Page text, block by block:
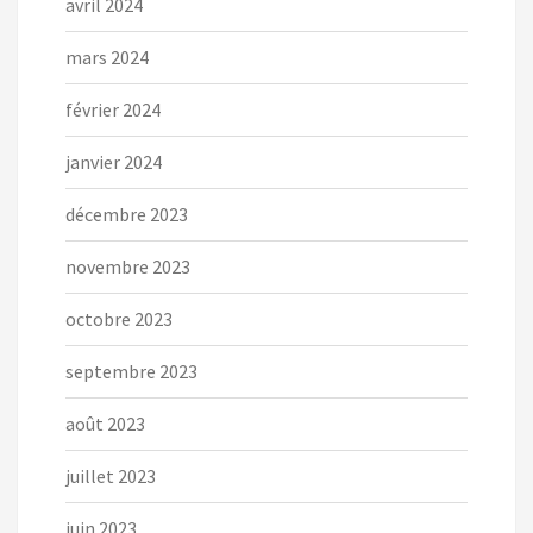
avril 2024
mars 2024
février 2024
janvier 2024
décembre 2023
novembre 2023
octobre 2023
septembre 2023
août 2023
juillet 2023